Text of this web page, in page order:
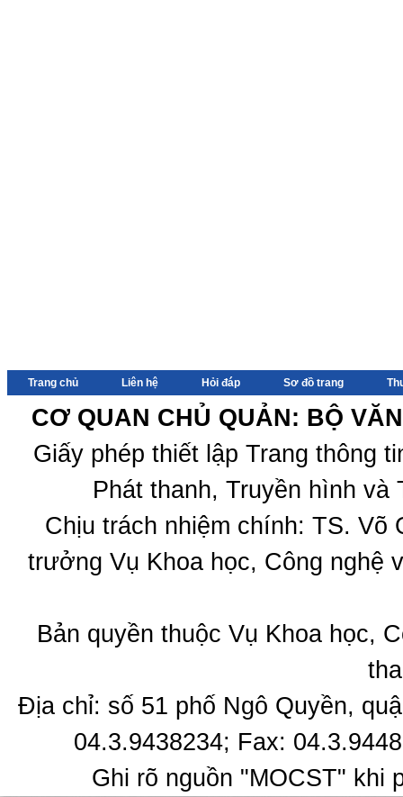
Trang chủ Liên hệ Hỏi đáp Sơ đồ trang
CƠ QUAN CHỦ QUẢN: BỘ
Giấy phép thiết lập Trang thông
Phát thanh, Truyền hình
Chịu trách nhiệm chính: TS.
trưởng Vụ Khoa học, Công nghệ
Bản quyền thuộc Vụ Khoa học,
Địa chỉ: số 51 phố Ngô Quyền,
04.3.9438234; Fax:
Ghi rõ nguồn "MOCST" khi